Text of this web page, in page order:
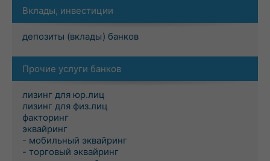
Вклады, инвестиции
депозиты (вклады) банков
Прочие услуги банков
лизинг для юр.лиц
лизинг для физ.лиц
факторинг
эквайринг
- мобильный эквайринг
- торговый эквайринг